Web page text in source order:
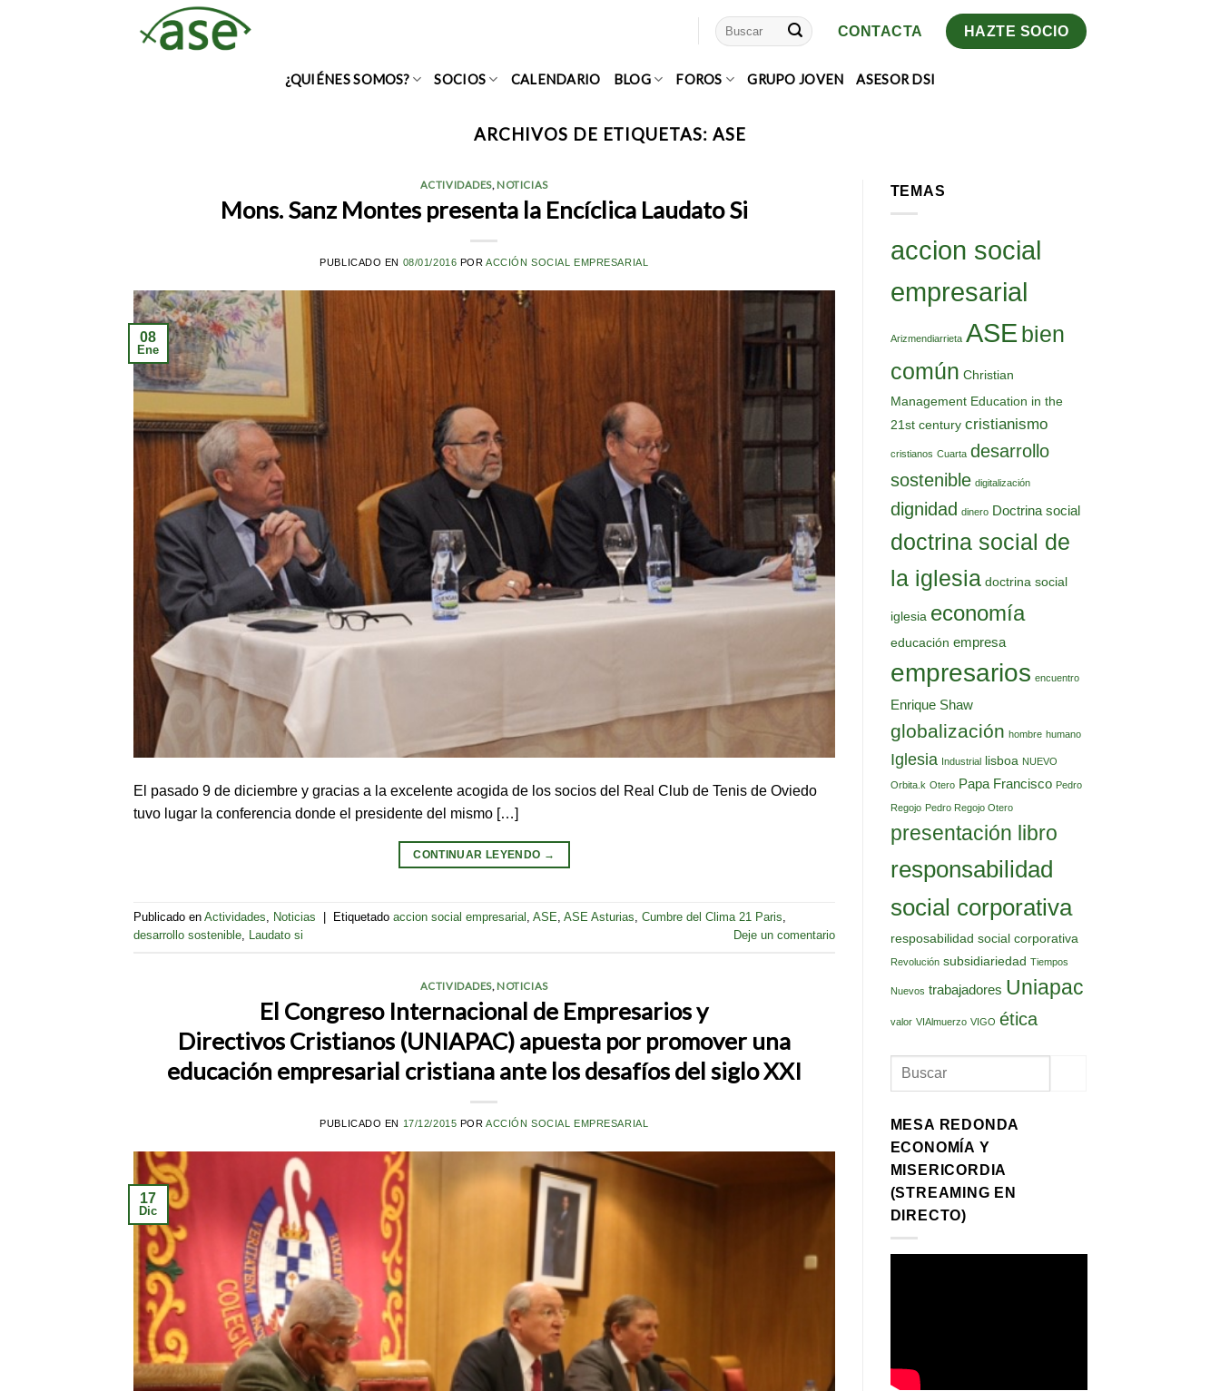
CONTACTA HAZTE SOCIO
¿QUIÉNES SOMOS? SOCIOS CALENDARIO BLOG FOROS GRUPO JOVEN ASESOR DSI
ARCHIVOS DE ETIQUETAS: ASE
ACTIVIDADES, NOTICIAS
Mons. Sanz Montes presenta la Encíclica Laudato Si
PUBLICADO EN 08/01/2016 PORACCIÓN SOCIAL EMPRESARIAL
08
Ene
El pasado 9 de diciembre y gracias a la excelente acogida de los socios del Real Club de Tenis de Oviedo
tuvo lugar la conferencia donde el presidente del mismo […]
CONTINUAR LEYENDO →
Publicado en Actividades, Noticias Etiquetado accion social empresarial , ASE, ASE Asturias, Cumbre del Clima 21 Paris,
desarrollo sostenible, Laudato si Deje un comentario
ACTIVIDADES, NOTICIAS
El Congreso Internacional de Empresarios y
Directivos Cristianos (UNIAPAC) apuesta por promover una
educación empresarial cristiana ante los desafíos del siglo XXI
PUBLICADO EN 17/12/2015 PORACCIÓN SOCIAL EMPRESARIAL
17
Dic
TEMAS
accion social
empresarial
Arizmendiarrieta ASE bien
común Christian
Management Education in the
21st century cristianismo
cristianos Cuarta desarrollo
sostenible digitalización
dignidad dinero Doctrina social
doctrina social de
la iglesia doctrina social
iglesia economía
educación empresa
empresarios encuentro
Enrique Shaw
globalización hombre humano
Iglesia Industrial lisboa NUEVO
Orbita.k Otero Papa Francisco Pedro
Regojo Pedro Regojo Otero
presentación libro
responsabilidad
social corporativa
resposabilidad social corporativa
Revolución subsidiariedad Tiempos
Nuevos trabajadores Uniapac
valor VIAlmuerzo VIGO ética
MESA REDONDA
ECONOMÍA Y
MISERICORDIA
(STREAMING EN
DIRECTO)